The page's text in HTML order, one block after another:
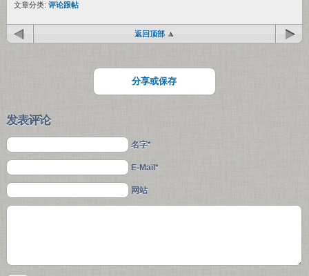
文章分类: 评论跟帖
返回顶部
分享或保存
发表评论
名字*
E-Mail*
网站